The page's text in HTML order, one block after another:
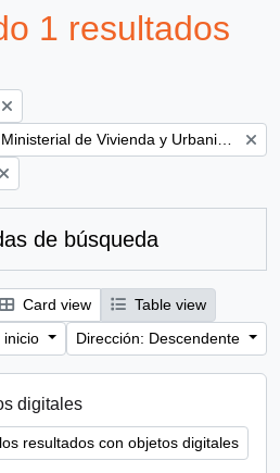
1 resultados
de búsqueda
Card view
Table view
inicio
Dirección: Descendente
digitales
resultados con objetos digitales